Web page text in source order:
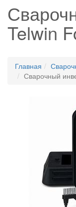
Telwin
Главная
Сварочный